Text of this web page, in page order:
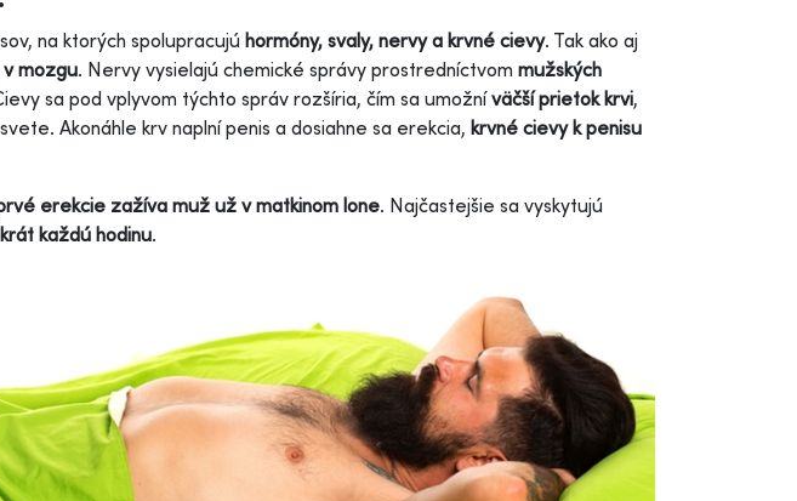
na ktorých spolupracujú hormóny, svaly, nervy a krvné cievy. Tak ako aj
mozgu. Nervy vysielajú chemické správy prostredníctvom mužských
sa pod vplyvom týchto správ rozšíria, čím sa umožníväčší prietok krvi,
Akonáhle krv naplní penis a dosiahne sa erekcia, krvné cievy k penisu
erekcie zažíva muž už v matkinom lone. Najčastejšie sa vyskytujú
každú hodinu.